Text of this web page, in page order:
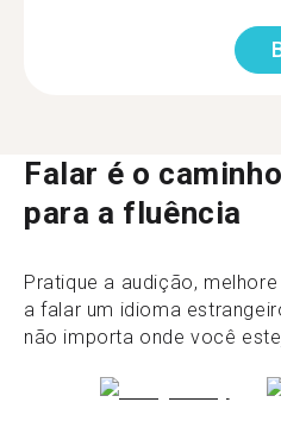
Falar é o
para a fluência
Pratique a audição,
a falar um idioma
não importa onde você